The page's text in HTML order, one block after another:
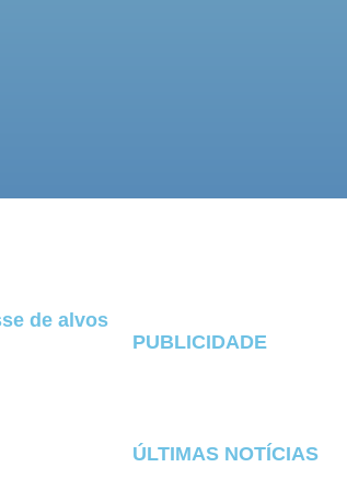
de alvos
PUBLICIDADE
ÚLTIMAS NOTÍCIAS